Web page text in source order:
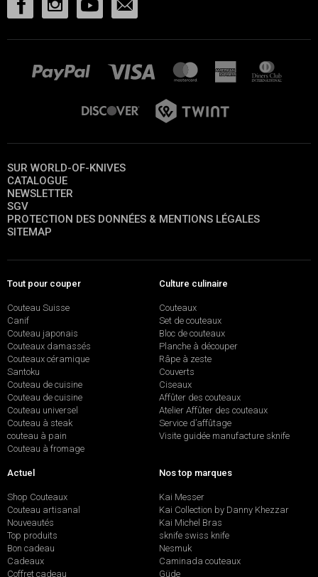
SUR WORLD-OF-KNIVES
CATALOGUE
NEWSLETTER
SGV
PROTECTION DES DONNÉES & MENTIONS LÉGALES
SITEMAP
Tout pour couper
Couteau Suisse
Canif
Couteau japonais
Couteaux damassés
Couteaux céramique
Santoku
Couteau de cuisine
Couteau de cuisine
Couteau universel
Couteau à steak
couteau à pain
Couteau à fromage
Culture culinaire
Couteaux
Set de couteaux
Bloc de couteaux
Planche à découper
Râpe à zeste
Couverts
Ciseaux
Affûter des couteaux
Atelier Affûter des couteaux
Service d’affûtage
Visite guidée manufacture sknife
Actuel
Shop Couteaux
Couteau artisanal
Nouveautés
Top produits
Bon cadeau
Cadeaux
Coffret cadeau
Nos top marques
Kai Messer
Kai Collection by Danny Khezzar
Kai Michel Bras
sknife swiss knife
Nesmuk
Caminada couteaux
Güde